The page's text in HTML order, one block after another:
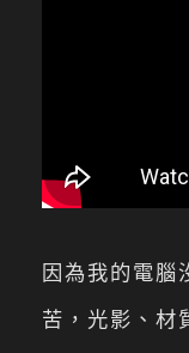
因為我的電腦
苦，光影、材